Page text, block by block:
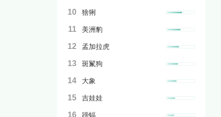
10 猞猁
11 美洲豹
12 孟加拉虎
13 斑鬣狗
14 大象
15 吉娃娃
16 蹄蝠